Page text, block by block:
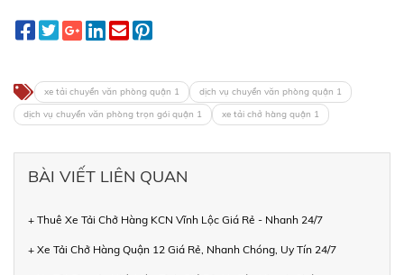
xe tải chuyển văn phòng quận 1
dịch vụ chuyển văn phòng quận 1
dịch vụ chuyển văn phòng trọn gói quận 1
xe tải chở hàng quận 1
BÀI VIẾT LIÊN QUAN
+ Thuê Xe Tải Chở Hàng KCN Vĩnh Lộc Giá Rẻ - Nhanh 24/7
+ Xe Tải Chở Hàng Quận 12 Giá Rẻ, Nhanh Chóng, Uy Tín 24/7